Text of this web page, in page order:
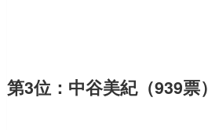
第3位：中谷美紀（939票）